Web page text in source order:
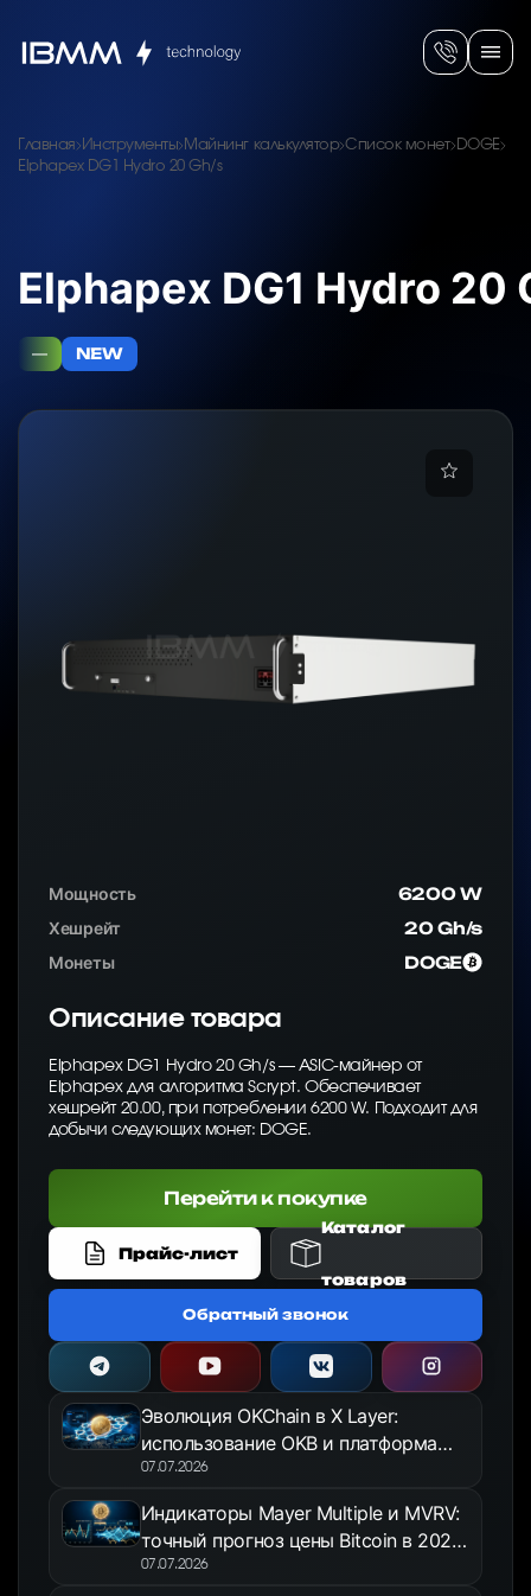
Главная Инструменты Майнинг калькулятор Список монет DOGE
Elphapex DG1 Hydro 20 Gh/s
Elphapex DG1 Hydro 20
— NEW
Мощность
6200 W
Хешрейт
20 Gh/s
Монеты
DOGE
Описание товара
Elphapex DG1 Hydro 20 Gh/s — ASIC-майнер от
Elphapex для алгоритма Scrypt. Обеспечивает
хешрейт 20.00, при потреблении 6200 W. Подходит для
добычи следующих монет: DOGE.
Перейти к покупке
Прайс-лист
Каталог
товаров
Обратный звонок
Эволюция OKChain в X Layer:
использование OKB и платформа
OKX Jumpstart в 2026 году
07.07.2026
Индикаторы Mayer Multiple и MVRV:
точный прогноз цены Bitcoin в 2026
году
07.07.2026